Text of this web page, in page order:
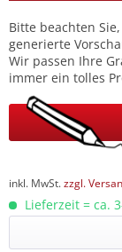
Bitte beachten
generierte
Wir passen Ihre
immer ein tolles
inkl. MwSt.zzgl.
Lieferzeit = ca.